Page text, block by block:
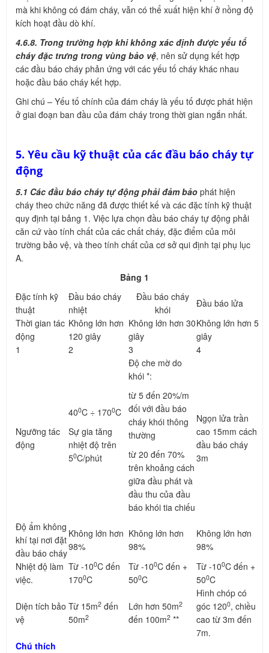
mà khi không có đám cháy, vẫn có thể xuất hiện khí ở nồng độ
kích hoạt đầu dò khí.
4.6.8. Trong trường hợp khi không xác định được yếu tố
cháy đặc trưng trong vùng bảo vệ, nên sử dụng kết hợp
các đầu báo cháy phản ứng với các yếu tố cháy khác nhau
hoặc đầu báo cháy kết hợp.
Ghi chú – Yếu tố chính của đám cháy là yếu tố được phát hiện
ở giai đoạn ban đầu của đám cháy trong thời gian ngắn nhất.
5. Yêu cầu kỹ thuật của các đầu báo cháy tự
động
5.1 Các đầu báo cháy tự động phải đảm bảo phát hiện
cháy theo chức năng đã được thiết kế và các đặc tính kỹ thuật
quy định tại bảng 1. Việc lựa chọn đầu báo cháy tự động phải
căn cứ vào tính chất của các chất cháy, đặc điểm của môi
trường bảo vệ, và theo tính chất của cơ sở qui định tại phụ lục
A.
Bảng 1
Đặc tính kỹ
thuật
Đầu báo cháy
nhiệt
Đầu báo cháy
khói
Đầu báo lửa
Thời gian tác
động
Không lớn hơn
120 giây
Không lớn hơn 30
giây
Không lớn hơn 5
giây
1
2 3 4
Ngưỡng tác
động
400C ÷ 1700C
Sự gia tăng
nhiệt độ trên
50C/phút
Độ che mờ do
khói *:
từ 5 đến 20%/m
đối với đầu báo
cháy khói thông
thường
từ 20 đến 70%
trên khoảng cách
giữa đầu phát và
đầu thu của đầu
báo khói tia chiếu
Ngọn lửa trần
cao 15mm cách
đầu báo cháy
3m
Độ ẩm không
khí tại nơi đặt
đầu báo cháy
Không lớn hơn
98%
Không lớn hơn
98%
Không lớn hơn
98%
Nhiệt độ làm
việc.
Từ -100C đến
1700C
Từ -100C đến +
500C
Từ -100C đến +
500C
Diện tích bảo
vệ
Từ 15m2 đến
50m2
Lớn hơn 50m2
đến 100m2 **
Hình chóp có
góc 1200, chiều
cao từ 3m đến
7m.
Chú thích